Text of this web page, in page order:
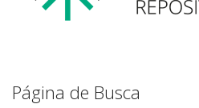
Página de Busca